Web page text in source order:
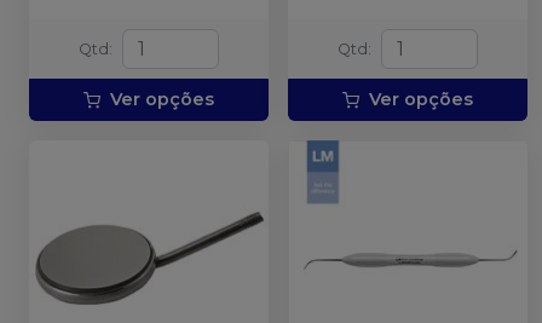
Qtd :
Ver opções
Qtd :
Ver opções